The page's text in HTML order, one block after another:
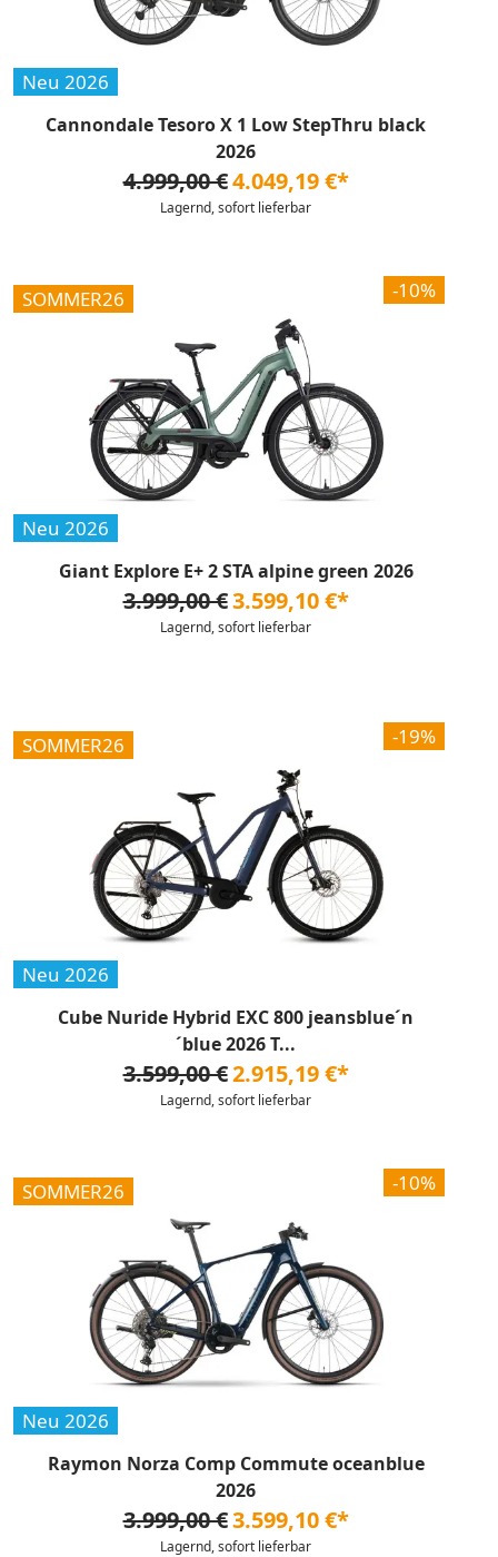
Neu 2026
Cannondale Tesoro X 1 Low StepThru black
2026
4.999,00 €4.049,19 €*
Lagernd, sofort lieferbar
-10%
SOMMER26
Neu 2026
Giant Explore E+ 2 STA alpine green 2026
3.999,00 €3.599,10 €*
Lagernd, sofort lieferbar
-19%
SOMMER26
Neu 2026
Cube Nuride Hybrid EXC 800 jeansblue´n
´blue 2026 T...
3.599,00 €2.915,19 €*
Lagernd, sofort lieferbar
-10%
SOMMER26
Neu 2026
Raymon Norza Comp Commute oceanblue
2026
3.999,00 €3.599,10 €*
Lagernd, sofort lieferbar